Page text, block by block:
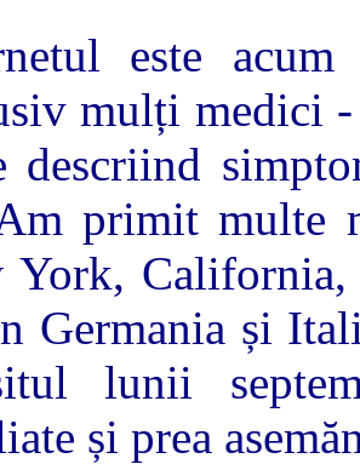
este
mulți medici -
descriind
primit multe
York,
Germania și
lunii
și prea